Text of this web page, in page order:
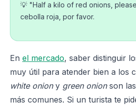
💡 "Half a kilo of red onions,
cebolla roja, por favor.
En el mercado, saber distinguir
muy útil para atender bien a los
white oniony green onionson
más comunes. Si un turista te